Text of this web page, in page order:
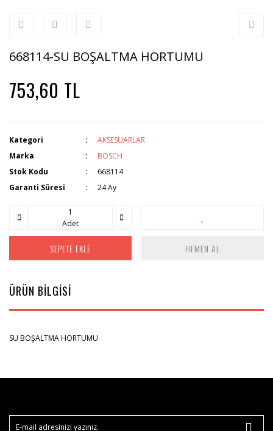
668114-SU BOŞALTMA HORTUMU
753,60 TL
Kategori
AKSESUARLAR
Marka
BOSCH
Stok Kodu
668114
Garanti Süresi
24 Ay
Adet
SEPETE EKLE HEMEN AL
ÜRÜN BİLGİSİ
SU BOŞALTMA HORTUMU